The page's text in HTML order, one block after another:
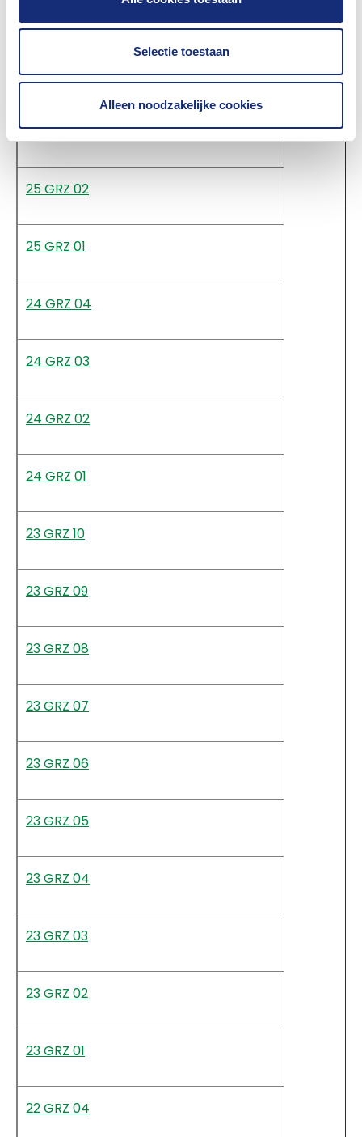
Selectie toestaan
Alleen noodzakelijke cookies
25 GRZ 04
25 GRZ 03
25 GRZ 02
25 GRZ 01
24 GRZ 04
24 GRZ 03
24 GRZ 02
24 GRZ 01
23 GRZ 10
23 GRZ 09
23 GRZ 08
23 GRZ 07
23 GRZ 06
23 GRZ 05
23 GRZ 04
23 GRZ 03
23 GRZ 02
23 GRZ 01
22 GRZ 04